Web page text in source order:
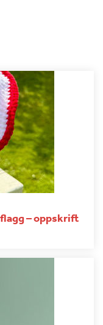
– oppskrift